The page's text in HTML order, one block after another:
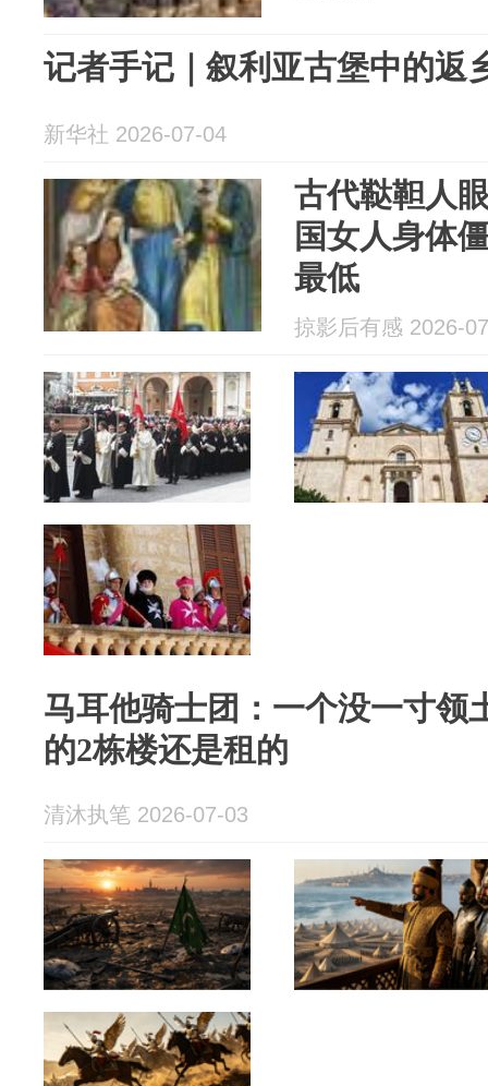
记者手记｜叙利亚古堡中的返
新华社 2026-07-04
古代鞑靼人
国女人身体
最低
掠影后有感 2026-
马耳他骑士团：一个没一寸领
的2栋楼还是租的
清沐执笔 2026-07-03